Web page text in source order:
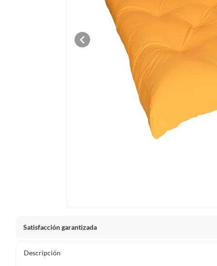
Satisfacción garantizada
Debe estar en perfecto estado, con todas sus etiquetas,
Descripción